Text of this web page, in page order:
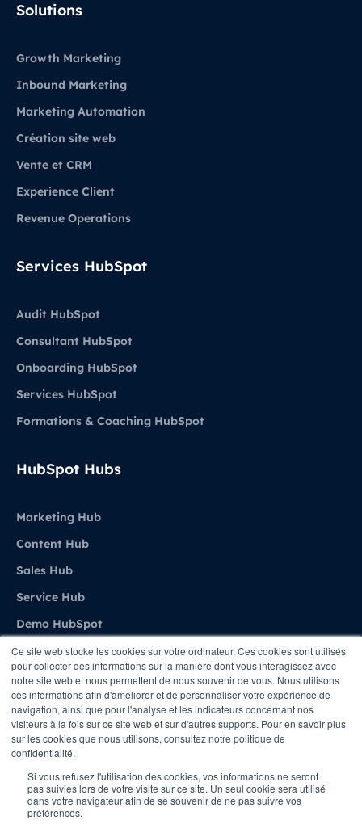
Ce site web stocke les cookies sur votre ordinateur. Ces cookies sont utilisés
pour collecter des informations sur la manière dont vous interagissez avec
notre site web et nous permettent de nous souvenir de vous. Nous utilisons
ces informations afin d'améliorer et de personnaliser votre expérience de
navigation, ainsi que pour l'analyse et les indicateurs concernant nos
visiteurs à la fois sur ce site web et sur d'autres supports. Pour en savoir plus
sur les cookies que nous utilisons, consultez notre politique de
confidentialité.
Si vous refusez l'utilisation des cookies, vos informations ne seront
pas suivies lors de votre visite sur ce site. Un seul cookie sera utilisé
dans votre navigateur afin de se souvenir de ne pas suivre vos
préférences.
Solutions
Growth Marketing
Inbound Marketing
Marketing Automation
Création site web
Vente et CRM
Experience Client
Revenue Operations
Services HubSpot
Audit HubSpot
Consultant HubSpot
Onboarding HubSpot
Services HubSpot
Formations & Coaching HubSpot
HubSpot Hubs
Marketing Hub
Content Hub
Sales Hub
Service Hub
Demo HubSpot
Agence
A propos de Stratenet
Stratenet X HubSpot
Nous Contacter